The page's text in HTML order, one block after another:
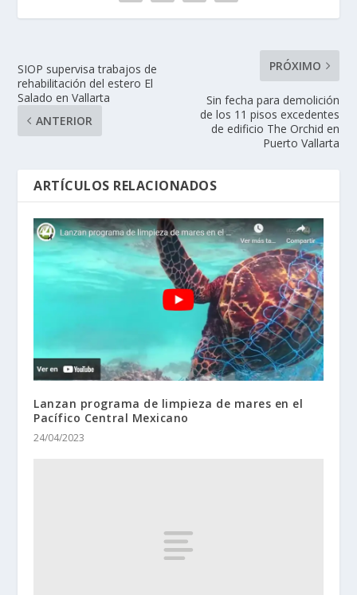
SIOP supervisa trabajos de
rehabilitación del estero El
Salado en Vallarta
ANTERIOR
PRÓXIMO
Sin fecha para demolición
de los 11 pisos excedentes
de edificio The Orchid en
Puerto Vallarta
ARTÍCULOS RELACIONADOS
Lanzan programa de limpieza de mares en el
Pacífico Central Mexicano
24/04/2023